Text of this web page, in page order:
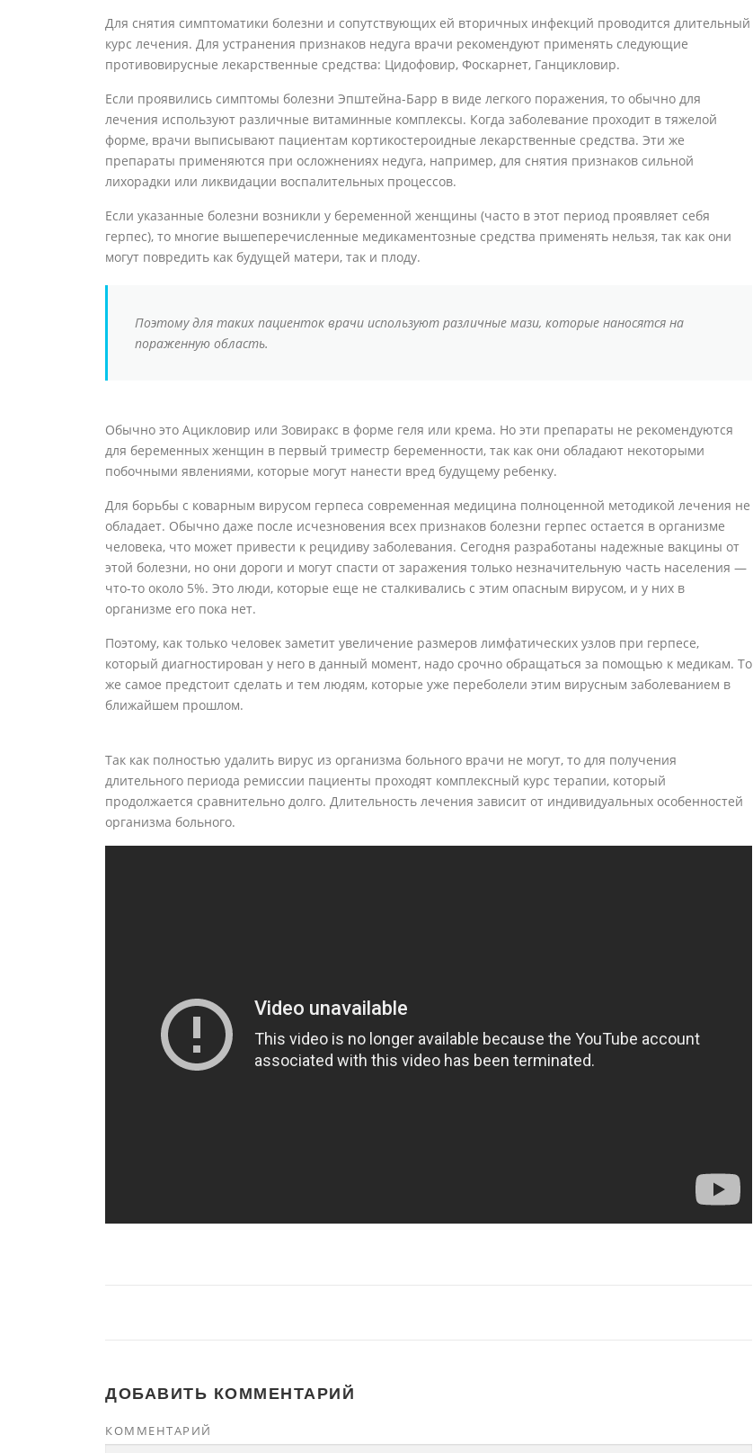
Для снятия симптоматики болезни и сопутствующих ей вторичных инфекций проводится длительный
курс лечения. Для устранения признаков недуга врачи рекомендуют применять следующие
противовирусные лекарственные средства: Цидофовир, Фоскарнет, Ганцикловир.
Если проявились симптомы болезни Эпштейна-Барр в виде легкого поражения, то обычно для
лечения используют различные витаминные комплексы. Когда заболевание проходит в тяжелой
форме, врачи выписывают пациентам кортикостероидные лекарственные средства. Эти же
препараты применяются при осложнениях недуга, например, для снятия признаков сильной
лихорадки или ликвидации воспалительных процессов.
Если указанные болезни возникли у беременной женщины (часто в этот период проявляет себя
герпес), то многие вышеперечисленные медикаментозные средства применять нельзя, так как они
могут повредить как будущей матери, так и плоду.
Поэтому для таких пациенток врачи используют различные мази, которые наносятся на
пораженную область.
Обычно это Ацикловир или Зовиракс в форме геля или крема. Но эти препараты не рекомендуются
для беременных женщин в первый триместр беременности, так как они обладают некоторыми
побочными явлениями, которые могут нанести вред будущему ребенку.
Для борьбы с коварным вирусом герпеса современная медицина полноценной методикой лечения не
обладает. Обычно даже после исчезновения всех признаков болезни герпес остается в организме
человека, что может привести к рецидиву заболевания. Сегодня разработаны надежные вакцины от
этой болезни, но они дороги и могут спасти от заражения только незначительную часть населения —
что-то около 5%. Это люди, которые еще не сталкивались с этим опасным вирусом, и у них в
организме его пока нет.
Поэтому, как только человек заметит увеличение размеров лимфатических узлов при герпесе,
который диагностирован у него в данный момент, надо срочно обращаться за помощью к медикам. То
же самое предстоит сделать и тем людям, которые уже переболели этим вирусным заболеванием в
ближайшем прошлом.
Так как полностью удалить вирус из организма больного врачи не могут, то для получения
длительного периода ремиссии пациенты проходят комплексный курс терапии, который
продолжается сравнительно долго. Длительность лечения зависит от индивидуальных особенностей
организма больного.
ДОБАВИТЬ КОММЕНТАРИЙ
КОММЕНТАРИЙ